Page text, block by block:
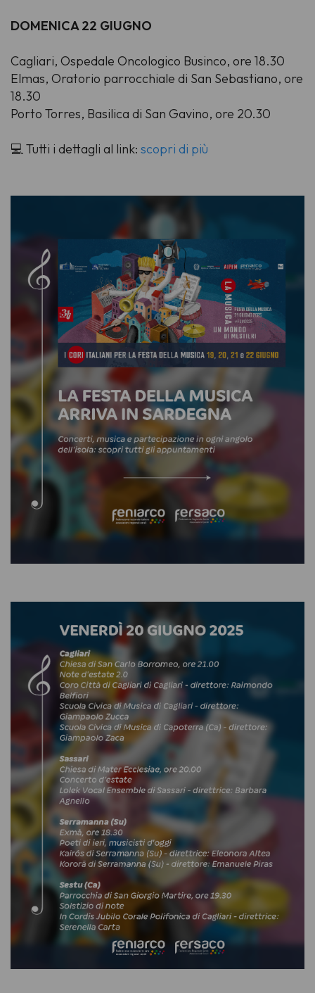
DOMENICA 22 GIUGNO
Cagliari, Ospedale Oncologico Businco, ore 18.30
Elmas, Oratorio parrocchiale di San Sebastiano, ore
18.30
Porto Torres, Basilica di San Gavino, ore 20.30
💻 Tutti i dettagli al link: scopri di più